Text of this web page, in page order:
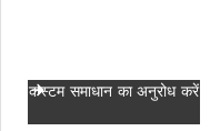
कस्टम समाधान का अनुरोध करें